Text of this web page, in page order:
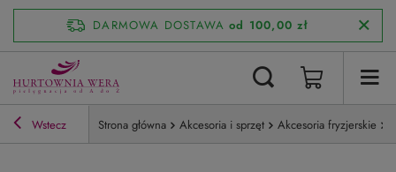
DARMOWA DOSTAWA od 100,00 zł
Wstecz Strona główna Akcesoria i sprzęt Akcesoria fryzjerskie